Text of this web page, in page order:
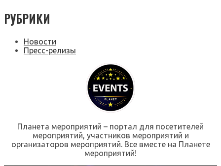
РУБРИКИ
Новости
Пресс-релизы
Планета мероприятий – портал для посетителей
мероприятий, участников мероприятий и
организаторов мероприятий. Все вместе на Планете
мероприятий!